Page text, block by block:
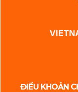
ĐIỀU KHOẢN